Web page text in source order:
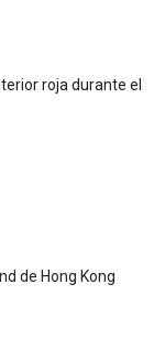
roja durante el
de Hong Kong